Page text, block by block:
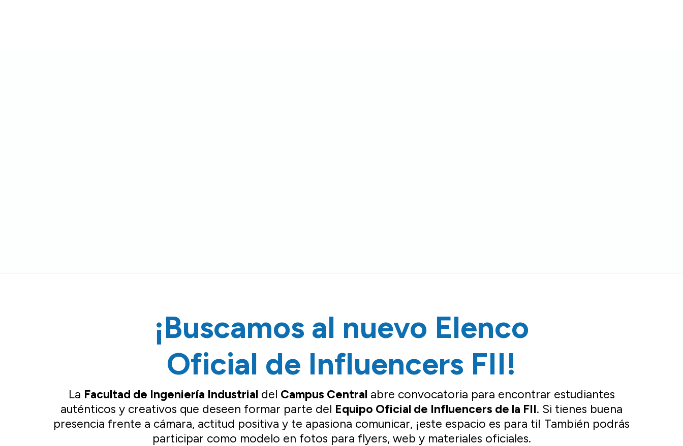
¡Buscamos al nuevo Elenco
Oficial de Influencers FII!
La Facultad de Ingeniería Industrialdel Campus Centralabre convocatoria para encontrar estudiantes
auténticos y creativos que deseen formar parte del Equipo Oficial de Influencers de la FII. Si tienes buena
presencia frente a cámara, actitud positiva y te apasiona comunicar, ¡este espacio es para ti! También podrás
participar como modelo en fotos para flyers, web y materiales oficiales.